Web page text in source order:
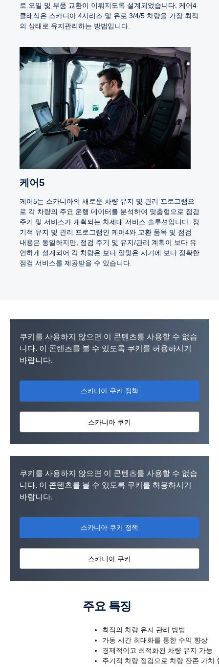
로 오일 및 부품 교환이 이뤄지도록 설계되었습니다. 케어4
클래식은 스카니아 4시리즈 및 유로 3/4/5 차량을 가장 최적
의 상태로 유지관리하는 방법입니다.
케어5
케어5는 스카니아의 새로운 차량 유지 및 관리 프로그램으
로 각 차량의 주요 운행 데이터를 분석하여 맞춤형으로 점검
주기 및 서비스가 계획되는 차세대 서비스 솔루션입니다. 정
기적 유지 및 관리 프로그램인 케어4와 교환 품목 및 점검
내용은 동일하지만, 점검 주기 및 유지/관리 계획이 보다 유
연하게 설계되어 각 차량은 보다 알맞은 시기에 보다 정확한
점검 서비스를 제공받을 수 있습니다.
쿠키를 사용하지 않으면 이 콘텐츠를 사용할 수 없습
니다. 이 콘텐츠를 볼 수 있도록 쿠키를 허용하시기
바랍니다.
스카니아 쿠키 정책
스카니아 쿠키
쿠키를 사용하지 않으면 이 콘텐츠를 사용할 수 없습
니다. 이 콘텐츠를 볼 수 있도록 쿠키를 허용하시기
바랍니다.
스카니아 쿠키 정책
스카니아 쿠키
주요 특징
최적의 차량 유지 관리 방법
가동 시간 최대화를 통한 수익 향상
경제적이고 최적화된 차량 유지 가능
주기적 차량 점검으로 차량 잔존 가치